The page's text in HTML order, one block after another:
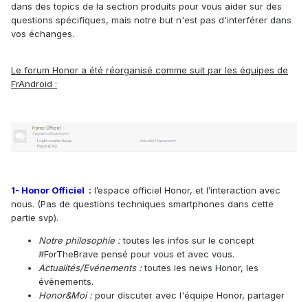
dans des topics de la section produits pour vous aider sur des
questions spécifiques, mais notre but n'est pas d'interférer dans
vos échanges.
Le forum Honor a été réorganisé comme suit par les équipes de
FrAndroid :
1- Honor Officiel : l’espace officiel Honor, et l’interaction avec
nous. (Pas de questions techniques smartphones dans cette
partie svp).
Notre philosophie :toutes les infos sur le concept
#ForTheBrave pensé pour vous et avec vous.
Actualités/Evénements :toutes les news Honor, les
évènements.
Honor&Moi : pour discuter avec l'équipe Honor, partager